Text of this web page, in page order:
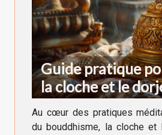
Guide pratique
la cloche et le
rituels
Au cœur des pratiques
du bouddhisme, la cloche et